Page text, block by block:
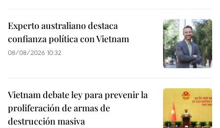
Experto australiano destaca
confianza política con Vietnam
08/08/2026 10:32
Vietnam debate ley para prevenir la
proliferación de armas de
destrucción masiva